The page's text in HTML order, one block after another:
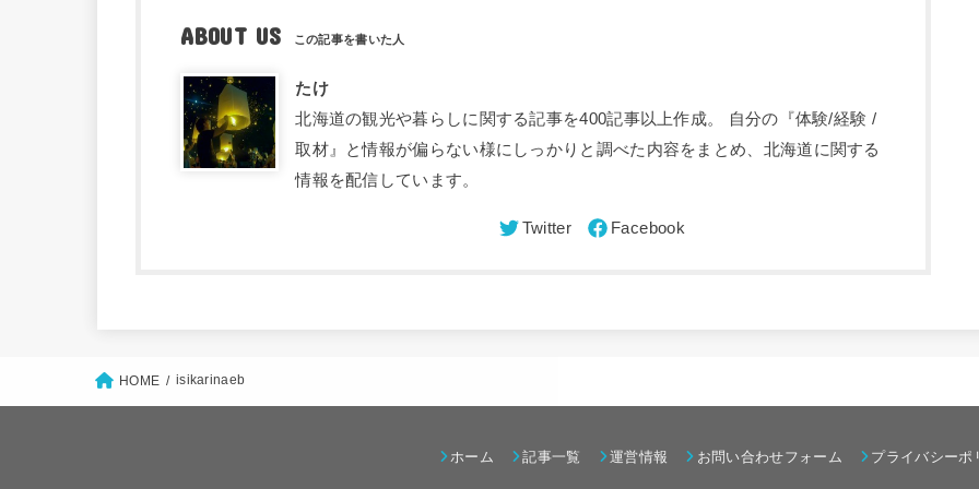
ABOUT US
たけ
北海道の観光や暮らしに関する記事を400記事以上作成。 自分の『体験/経験 /
取材』と情報が偏らない様にしっかりと調べた内容をまとめ、北海道に関する
情報を配信しています。
HOME isikarinaeb
ホーム 記事一覧 運営情報 お問い合わせフォーム プライバシーポ